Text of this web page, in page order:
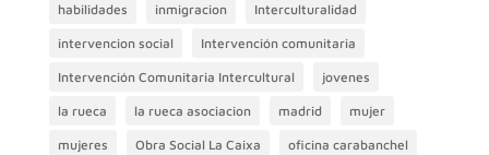
habilidades inmigracion Interculturalidad
intervencion social Intervención comunitaria
Intervención Comunitaria Intercultural jovenes
la rueca la rueca asociacion madrid mujer
mujeres Obra Social La Caixa oficina carabanchel